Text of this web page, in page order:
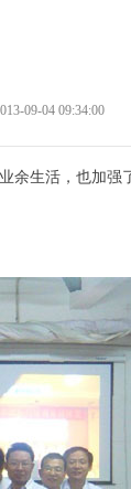
09-04 09:34:00
余生活，也加强